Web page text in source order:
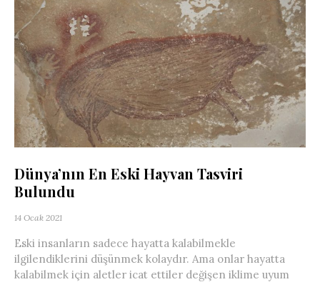
Dünya’nın En Eski Hayvan Tasviri
Bulundu
14 Ocak 2021
Eski insanların sadece hayatta kalabilmekle
ilgilendiklerini düşünmek kolaydır. Ama onlar hayatta
kalabilmek için aletler icat ettiler değişen iklime uyum